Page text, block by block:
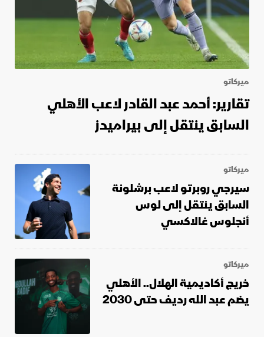
ميركاتو
تقارير: أحمد عبد القادر لاعب الأهلي
السابق ينتقل إلى بيراميدز
ميركاتو
سيرجي روبرتو لاعب برشلونة
السابق ينتقل إلى لوس
أنجلوس غالاكسي
ميركاتو
خريج أكاديمية الهلال.. الأهلي
يضم عبد الله رديف حتى 2030